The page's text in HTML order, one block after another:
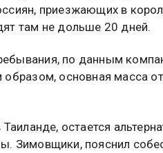
приезжающих в
там не дольше 20 дней.
по данным
образом, основная масса
остается
Зимовщики, пояснил